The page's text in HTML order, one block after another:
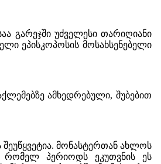
გარეჯში უძველესი თარიღიანი
ეპისკოპოსის მოსახსენებელი
ამხედრებული, შუბებით
შეუწყვეტია. მონასტერთან ახლოს
პერიოდს ეკუთვნის ეს